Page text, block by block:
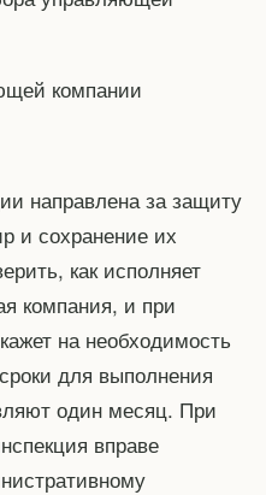
компании
направлена за защиту
и сохранение их
как исполняет
компания, и при
на необходимость
для выполнения
один месяц. При
вправе